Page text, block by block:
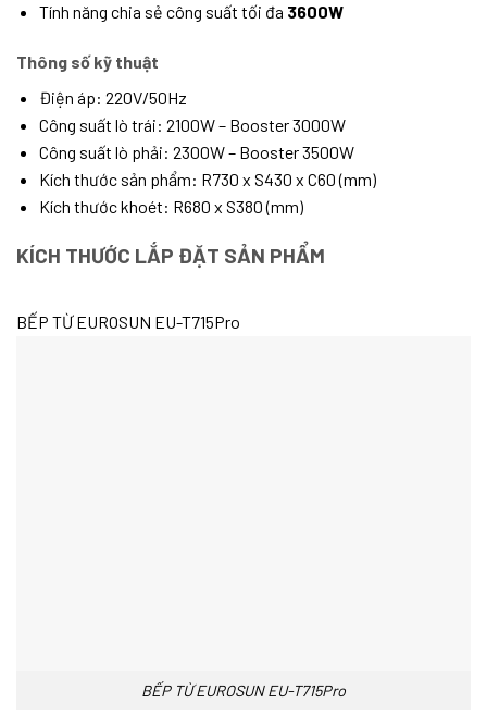
Tính năng chia sẻ công suất tối đa 3600W
Thông số kỹ thuật
Điện áp: 220V/50Hz
Công suất lò trái: 2100W – Booster 3000W
Công suất lò phải: 2300W – Booster 3500W
Kích thước sản phẩm: R730 x S430 x C60 (mm)
Kích thước khoét: R680 x S380 (mm)
KÍCH THƯỚC LẮP ĐẶT SẢN PHẨM
BẾP TỪ EUROSUN EU-T715Pro
BẾP TỪ EUROSUN EU-T715Pro